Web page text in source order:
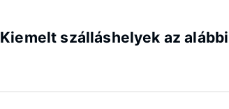
Kiemelt szálláshelyek az